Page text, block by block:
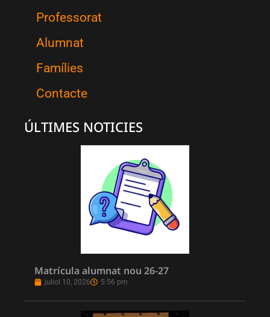
Professorat
Alumnat
Famílies
Contacte
ÚLTIMES NOTICIES
Matrícula alumnat nou 26-27
juliol 10, 2026 5:56 pm